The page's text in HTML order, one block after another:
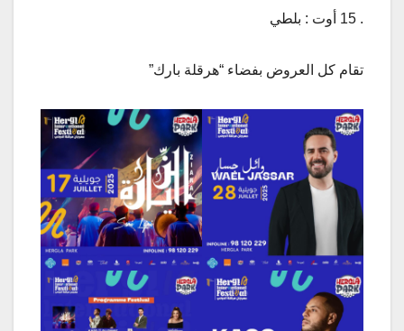
. 15 أوت : بلطي
تقام كل العروض بفضاء “هرقلة بارك”